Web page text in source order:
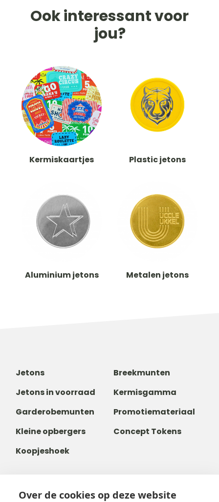
Over de cookies op deze website
Ook interessant voor
jou?
Kermiskaartjes Plastic jetons
Aluminium jetons Metalen jetons
Jetons
Breekmunten
Jetons in voorraad
Kermisgamma
Garderobemunten
Promotiemateriaal
Kleine opbergers
Concept Tokens
Koopjeshoek
+32 14 38 99 00